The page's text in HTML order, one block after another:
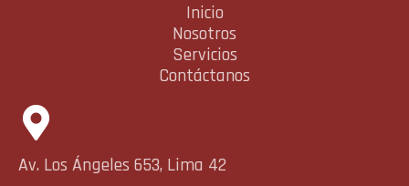
Inicio
Nosotros
Servicios
Contáctanos
Av. Los Ángeles 653, Lima 42